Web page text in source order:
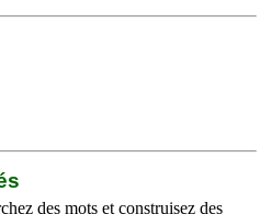
des mots et construisez des